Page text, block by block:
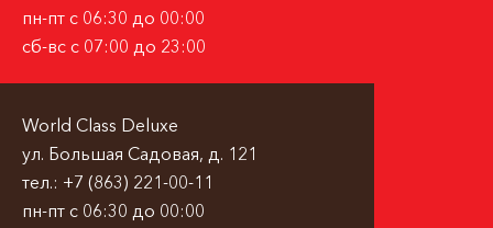
пн-пт с 06:30 до 00:00
сб-вс с 07:00 до 23:00
World Class Deluxe
ул. Большая Садовая, д. 121
тел.: +7 (863) 221-00-11
пн-пт с 06:30 до 00:00